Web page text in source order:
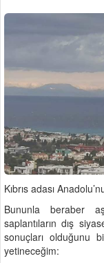
Kıbrıs adası
Bununla beraber
saplantıların dış
sonuçları olduğunu
yetineceğim: